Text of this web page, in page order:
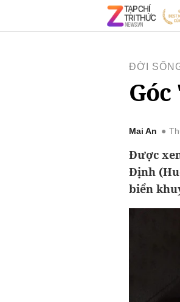
ĐỜI
Mai An
Được
Định
biển